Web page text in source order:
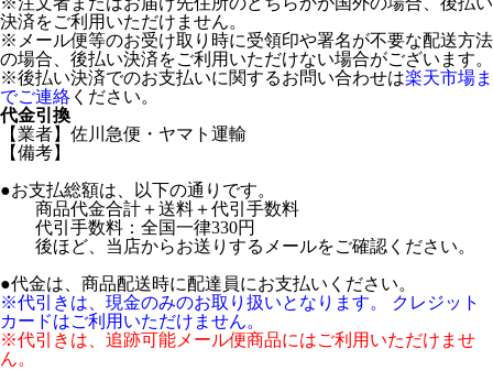
決済をご利用いただけません。
※メール便等のお受け取り時に受領印や署名が不要な配送方法
の場合、後払い決済をご利用いただけない場合がございます。
※後払い決済でのお支払いに関するお問い合わせは楽天市場ま
でご連絡 ください。
代金引換
【業者】佐川急便・ヤマト運輸
【備考】
●お支払総額は、以下の通りです。
商品代金合計＋送料＋代引手数料
代引手数料：全国一律330円
後ほど、当店からお送りするメールをご確認ください。
●代金は、商品配送時に配達員にお支払いください。
※代引きは、現金のみのお取り扱いとなります。 クレジット
カードはご利用いただけません。
※代引きは、追跡可能メール便商品にはご利用いただけませ
ん。